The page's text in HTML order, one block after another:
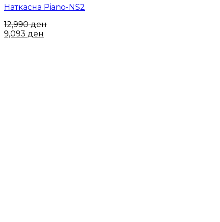
Наткасна Piano-NS2
12,990ден
9,093 ден